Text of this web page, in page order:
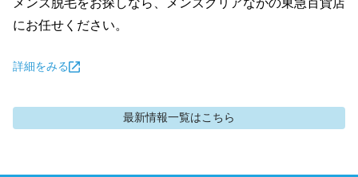
にお任せください。
詳細をみる
最新情報一覧はこちら